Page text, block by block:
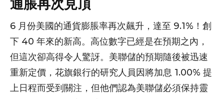
通脹再次見頂
6 月份美國的通貨膨脹率再次飆升，達至 9.1%！創
下 40 年來的新高。高位數字已經是在預期之內，
但這次卻高得令人驚訝。美聯儲的預期隨後被迅速
重新定價，花旗銀行的研究人員因將加息 1.00% 提
上日程而受到關注，但他們認為美聯儲必須保持靈